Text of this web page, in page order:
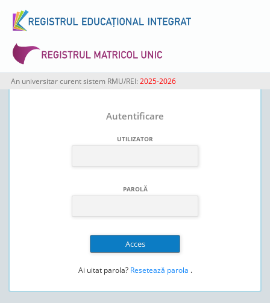
An universitar curent sistem RMU/REI: 2025-2026
Autentificare
UTILIZATOR
PAROLĂ
Ai uitat parola? Resetează parola .